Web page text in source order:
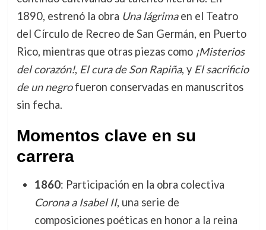
1890, estrenó la obra Una lágrimaen el Teatro
del Círculo de Recreo de San Germán, en Puerto
Rico, mientras que otras piezas como ¡Misterios
del corazón!, El cura de Son Rapiña, y El sacrificio
de un negrofueron conservadas en manuscritos
sin fecha.
Momentos clave en su
carrera
1860: Participación en la obra colectiva
Corona a Isabel II, una serie de
composiciones poéticas en honor a la reina